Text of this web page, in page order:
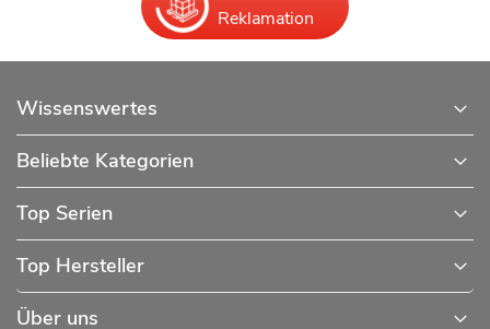
Reklamation
Wissenswertes
Beliebte Kategorien
Top Serien
Top Hersteller
Über uns